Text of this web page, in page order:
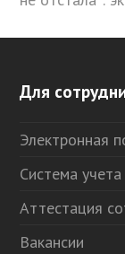
Для
Электронная
Система
Аттестация
Вакансии